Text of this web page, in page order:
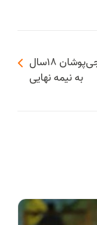
صعود نارنجی‌پوشان ۱۸‌سال
به نیمه نهایی